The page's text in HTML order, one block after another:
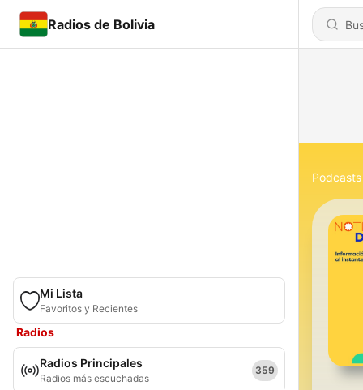
Radios de Bolivia
Mi Lista
Favoritos y Recientes
Radios
Radios Principales
Radios más escuchadas
359
Podcasts